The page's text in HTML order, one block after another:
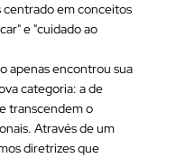
em conceitos
e "cuidado ao
apenas encontrou sua
categoria: a de
transcendem o
Através de um
diretrizes que